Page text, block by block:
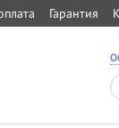
Гарантия